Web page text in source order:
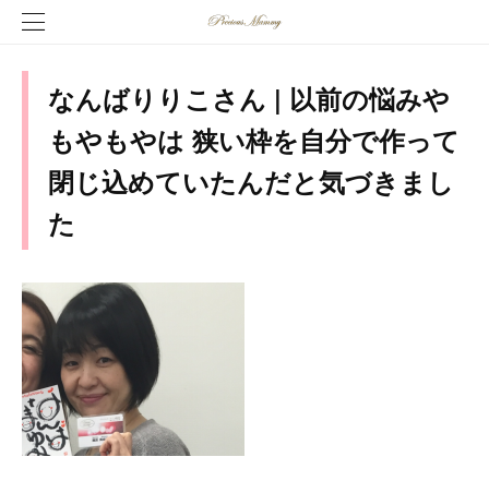
なんばりりこさん | 以前の悩みや
もやもやは 狭い枠を自分で作って
閉じ込めていたんだと気づきまし
た